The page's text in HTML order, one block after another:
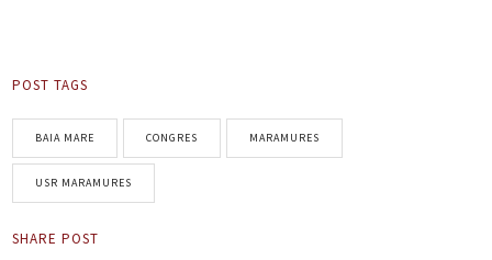
POST TAGS
BAIA MARE CONGRES MARAMURES
USR MARAMURES
SHARE POST